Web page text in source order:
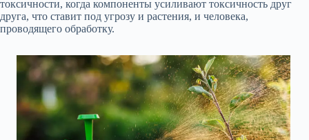
токсичности, когда компоненты усиливают токсичность друг
друга, что ставит под угрозу и растения, и человека,
проводящего обработку.